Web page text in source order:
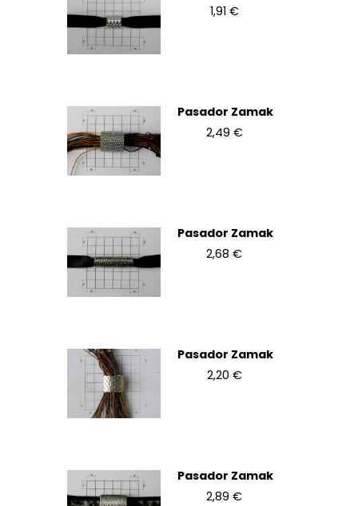
1,91 €
Pasador Zamak
2,49 €
Pasador Zamak
2,68 €
Pasador Zamak
2,20 €
Pasador Zamak
2,89 €